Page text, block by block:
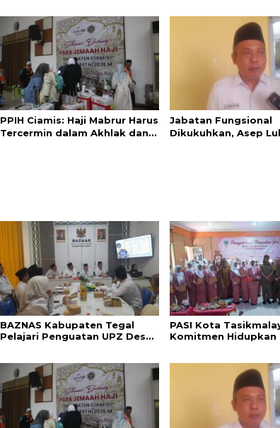
PPIH Ciamis: Haji Mabrur Harus
Tercermin dalam Akhlak dan
Jabatan Fungsional
Dikukuhkan, Asep
BAZNAS Kabupaten Tegal
Pelajari Penguatan UPZ Desa
PASI Kota
Komitmen Hidupkan